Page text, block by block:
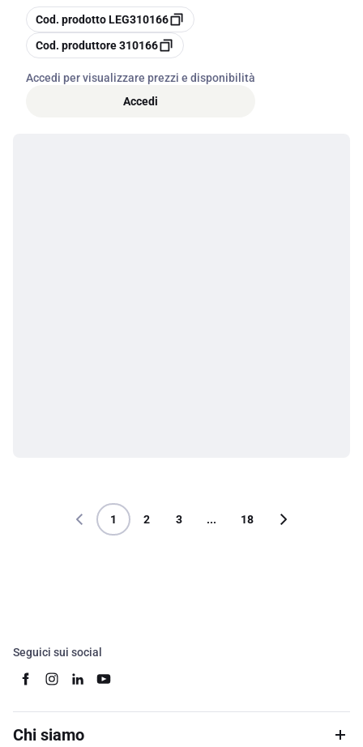
copia
Cod. prodottoLEG310166
copia
Cod. produttore310166
Accedi per visualizzare prezzi e disponibilità
Accedi
1 2 3 ... 18
Seguici sui social
Chi siamo